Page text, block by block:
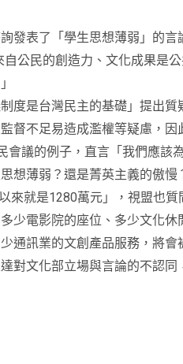
發表了「學生思想薄弱」的
公民的創造力、文化成果是
度是台灣民主的基礎」提出
督不足易造成濫權等疑慮，
議的例子，直言「我們應該
想薄弱？還是菁英主義的
來就是1280萬元」，視盟也
少電影院的座位、多少文化
通訊業的文創產品服務，將
對文化部立場與言論的不認同